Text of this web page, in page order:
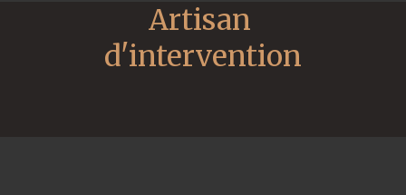
Artisan
d'intervention